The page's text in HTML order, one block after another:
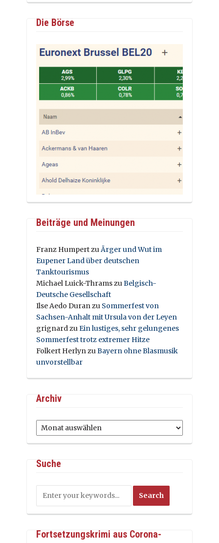
Die Börse
Beiträge und Meinungen
Franz HumpertzuÄrger und Wut im
Eupener Land über deutschen
Tanktourismus
Michael Luick-ThramszuBelgisch-
Deutsche Gesellschaft
Ilse Aedo Duranzu Sommerfest von
Sachsen-Anhalt mit Ursula von der Leyen
grignardzuEin lustiges, sehr gelungenes
Sommerfest trotz extremer Hitze
Folkert HerlynzuBayern ohne Blasmusik
unvorstellbar
Archiv
Archiv
Suche
Fortsetzungskrimi aus Corona-